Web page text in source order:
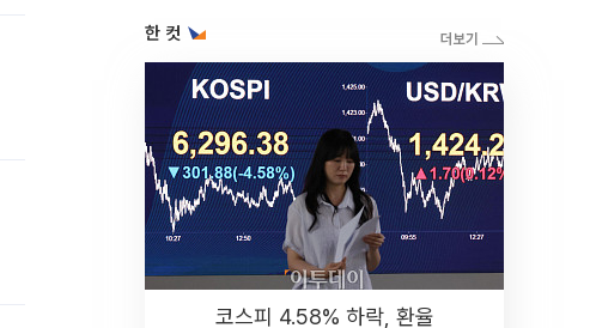
한 컷
코스피 4.58% 하락, 환율